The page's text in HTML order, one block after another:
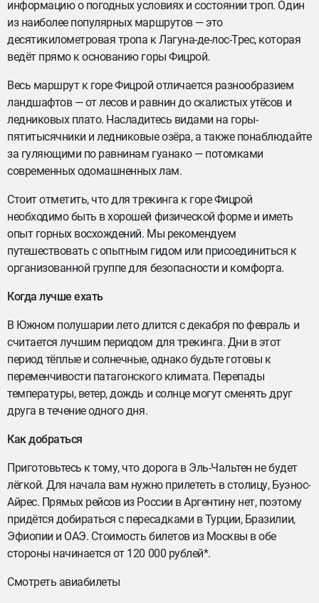
информацию о погодных условиях и состоянии троп. Один
из наиболее популярных маршрутов — это
десятикилометровая тропа к Лагуна-де-лос-Трес, которая
ведёт прямо к основанию горы Фицрой.
Весь маршрут к горе Фицрой отличается разнообразием
ландшафтов — от лесов и равнин до скалистых утёсов и
ледниковых плато. Насладитесь видами на горы-
пятитысячники и ледниковые озёра, а также понаблюдайте
за гуляющими по равнинам гуанако — потомками
современных одомашненных лам.
Стоит отметить, что для трекинга к горе Фицрой
необходимо быть в хорошей физической форме и иметь
опыт горных восхождений. Мы рекомендуем
путешествовать с опытным гидом или присоединиться к
организованной группе для безопасности и комфорта.
Когда лучше ехать
В Южном полушарии лето длится с декабря по февраль и
считается лучшим периодом для трекинга. Дни в этот
период тёплые и солнечные, однако будьте готовы к
переменчивости патагонского климата. Перепады
температуры, ветер, дождь и солнце могут сменять друг
друга в течение одного дня.
Как добраться
Приготовьтесь к тому, что дорога в Эль-Чальтен не будет
лёгкой. Для начала вам нужно прилететь в столицу, Буэнос-
Айрес. Прямых рейсов из России в Аргентину нет, поэтому
придётся добираться с пересадками в Турции, Бразилии,
Эфиопии и ОАЭ. Стоимость билетов из Москвы в обе
стороны начинается от 120 000 рублей*.
Смотреть авиабилеты